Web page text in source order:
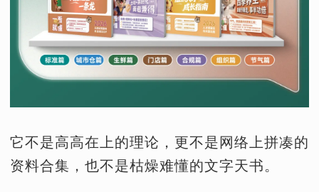
它不是高高在上的理论，更不是网络上拼凑的
资料合集，也不是枯燥难懂的文字天书。